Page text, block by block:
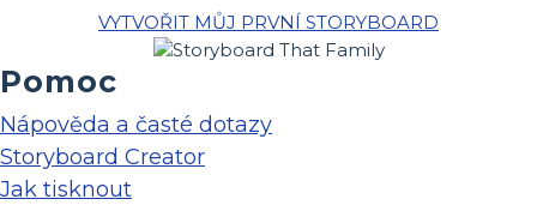
VYTVOŘIT MŮJ PRVNÍ STORYBOARD
Pomoc
Nápověda a časté dotazy
Storyboard Creator
Jak tisknout